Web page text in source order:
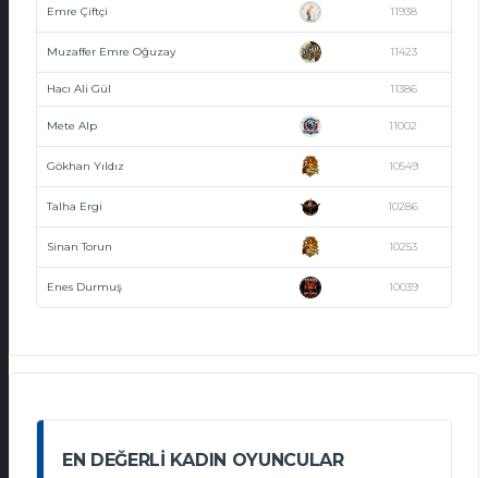
Emre Çiftçi 11938
Muzaffer Emre Oğuzay 11423
Hacı Ali Gül 11386
Mete Alp 11002
Gökhan Yıldız 10549
Talha Ergi 10286
Sinan Torun 10253
Enes Durmuş 10039
EN DEĞERLI KADIN OYUNCULAR